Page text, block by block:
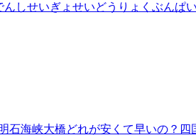
しせいぎょせいどうりょくぶんぱい
四